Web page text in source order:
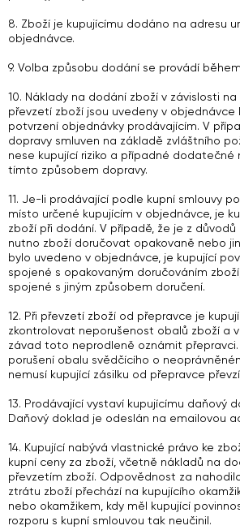
8. Zboží je kupujícímu dodáno na adresu
objednávce.
9. Volba způsobu dodání se provádí
10. Náklady na dodání zboží v závislosti
převzetí zboží jsou uvedeny v objednávce
potvrzení objednávky prodávajícím. V
dopravy smluven na základě zvláštního
nese kupující riziko a případné dodatečné
tímto způsobem dopravy.
11. Je-li prodávající podle kupní smlouvy
místo určené kupujícím v objednávce, je
zboží při dodání. V případě, že je z
nutno zboží doručovat opakovaně nebo
bylo uvedeno v objednávce, je kupující
spojené s opakovaným doručováním
spojené s jiným způsobem doručení.
12. Při převzetí zboží od přepravce je
zkontrolovat neporušenost obalů zboží a
závad toto neprodleně oznámit
porušení obalu svědčícího o
nemusí kupující zásilku od přepravce
13. Prodávající vystaví kupujícímu daňový
Daňový doklad je odeslán na emailovou
14. Kupující nabývá vlastnické právo ke
kupní ceny za zboží, včetně nákladů na
převzetím zboží. Odpovědnost za
ztrátu zboží přechází na kupujícího
nebo okamžikem, kdy měl kupující
rozporu s kupní smlouvou tak neučinil.